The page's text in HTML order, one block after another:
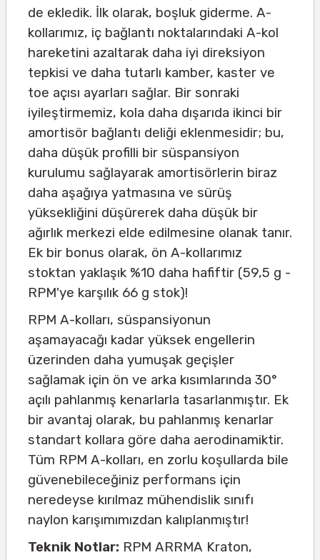
de ekledik. İlk olarak, boşluk giderme. A-
kollarımız, iç bağlantı noktalarındaki A-kol
hareketini azaltarak daha iyi direksiyon
tepkisi ve daha tutarlı kamber, kaster ve
toe açısı ayarları sağlar. Bir sonraki
iyileştirmemiz, kola daha dışarıda ikinci bir
amortisör bağlantı deliği eklenmesidir; bu,
daha düşük profilli bir süspansiyon
kurulumu sağlayarak amortisörlerin biraz
daha aşağıya yatmasına ve sürüş
yüksekliğini düşürerek daha düşük bir
ağırlık merkezi elde edilmesine olanak tanır.
Ek bir bonus olarak, ön A-kollarımız
stoktan yaklaşık %10 daha hafiftir (59,5 g -
RPM'ye karşılık 66 g stok)!
RPM A-kolları, süspansiyonun
aşamayacağı kadar yüksek engellerin
üzerinden daha yumuşak geçişler
sağlamak için ön ve arka kısımlarında 30°
açılı pahlanmış kenarlarla tasarlanmıştır. Ek
bir avantaj olarak, bu pahlanmış kenarlar
standart kollara göre daha aerodinamiktir.
Tüm RPM A-kolları, en zorlu koşullarda bile
güvenebileceğiniz performans için
neredeyse kırılmaz mühendislik sınıfı
naylon karışımımızdan kalıplanmıştır!
Teknik Notlar: RPM ARRMA Kraton,